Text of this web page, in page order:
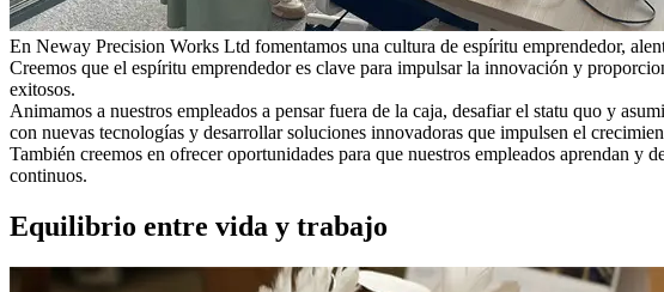
En Neway Precision Works Ltd fomentamos una cultura de espíritu emprendedor,
Creemos que el espíritu emprendedor es clave para impulsar la innovación y
exitosos.
Animamos a nuestros empleados a pensar fuera de la caja, desafiar el statu quo y
con nuevas tecnologías y desarrollar soluciones innovadoras que impulsen el
También creemos en ofrecer oportunidades para que nuestros empleados aprendan
continuos.
Equilibrio entre vida y trabajo